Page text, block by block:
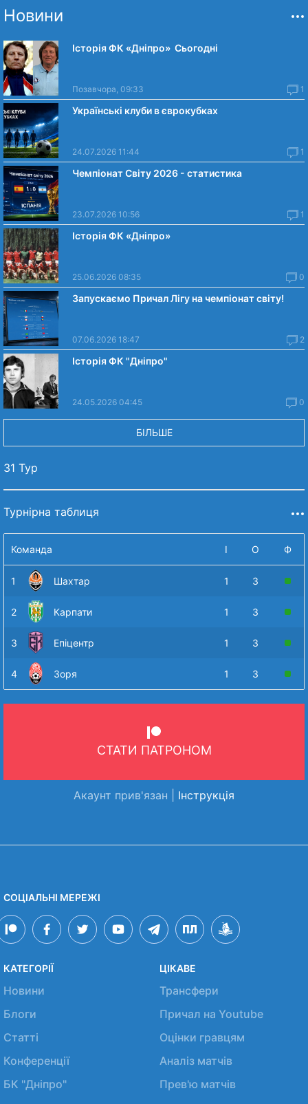
Новини
Історія ФК «Дніпро» Сьогодні
Позавчора, 09:33 1
Українські клуби в єврокубках
24.07.2026 11:44 1
Чемпіонат Світу 2026 - статистика
23.07.2026 10:56 1
Історія ФК «Дніпро»
25.06.2026 08:35 0
Запускаємо Причал Лігу на чемпіонат світу!
07.06.2026 18:47 2
Історія ФК "Дніпро"
24.05.2026 04:45 0
БІЛЬШЕ
31 Тур
Турнірна таблиця
Команда І О Ф
1 Шахтар 1 3
2 Карпати 1 3
3 Епіцентр 1 3
4 Зоря 1 3
СТАТИ ПАТРОНОМ
Акаунт прив'язан | Інструкція
СОЦІАЛЬНІ МЕРЕЖІ
КАТЕГОРІЇ
Новини
Блоги
Статті
Конференції
БК "Дніпро"
ЦІКАВЕ
Трансфери
Причал на Youtube
Оцінки гравцям
Аналіз матчів
Прев'ю матчів